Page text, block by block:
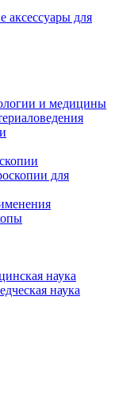
аксессуары для
и медицины
для
наука
наука